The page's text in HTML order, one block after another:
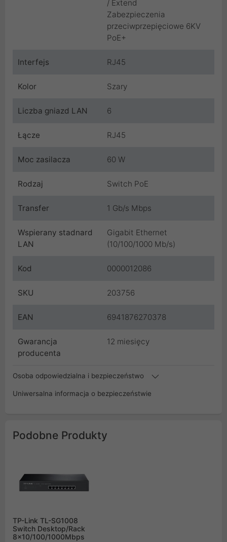
/ Extend
Zabezpieczenia
przeciwprzepięciowe 6KV
PoE+
Interfejs RJ45
Kolor Szary
Liczba gniazd LAN 6
Łącze RJ45
Moc zasilacza 60 W
Rodzaj Switch PoE
Transfer 1 Gb/s Mbps
Wspierany stadnard
LAN
Gigabit Ethernet
(10/100/1000 Mb/s)
Kod 0000012086
SKU 203756
EAN 6941876270378
Gwarancja
producenta
12 miesięcy
Osoba odpowiedzialna i bezpieczeństwo
Uniwersalna informacja o bezpieczeństwie
Podobne Produkty
TP-Link TL-SG1008
Switch Desktop/Rack
8x10/100/1000Mbps